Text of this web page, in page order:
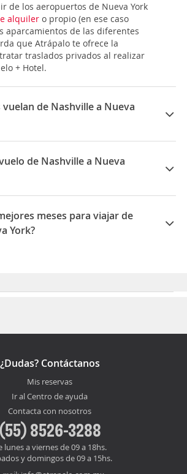
de los aeropuertos de Nueva York
alquiler o propio (en ese caso
aparcamientos de las diferentes
que Atrápalo te ofrece la
traslados privados al realizar
+ Hotel.
de Nashville a Nueva
vuelan de Nashville a Nueva York
de Nashville a Nueva
viajar entre Nashville y Nueva
meses para viajar de
York?
¿Dudas? Contáctanos
Mis reservas
Ir al Centro de ayuda
Contacta con nosotros
(55) 8526-3288
lunes a viernes de 09 a 18hs.
y domingos de 09 a 15hs.